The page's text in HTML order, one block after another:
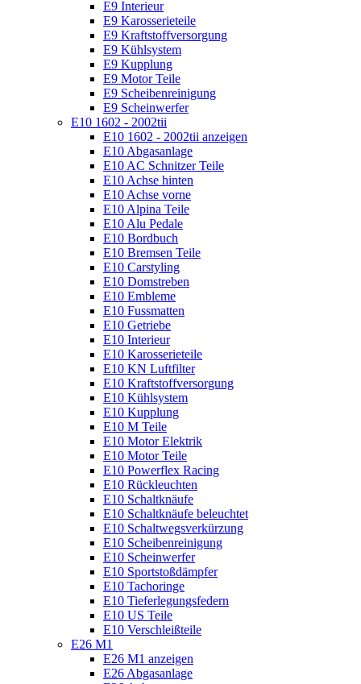
E9 Interieur
E9 Karosserieteile
E9 Kraftstoffversorgung
E9 Kühlsystem
E9 Kupplung
E9 Motor Teile
E9 Scheibenreinigung
E9 Scheinwerfer
E10 1602 - 2002tii
E10 1602 - 2002tii anzeigen
E10 Abgasanlage
E10 AC Schnitzer Teile
E10 Achse hinten
E10 Achse vorne
E10 Alpina Teile
E10 Alu Pedale
E10 Bordbuch
E10 Bremsen Teile
E10 Carstyling
E10 Domstreben
E10 Embleme
E10 Fussmatten
E10 Getriebe
E10 Interieur
E10 Karosserieteile
E10 KN Luftfilter
E10 Kraftstoffversorgung
E10 Kühlsystem
E10 Kupplung
E10 M Teile
E10 Motor Elektrik
E10 Motor Teile
E10 Powerflex Racing
E10 Rückleuchten
E10 Schaltknäufe
E10 Schaltknäufe beleuchtet
E10 Schaltwegsverkürzung
E10 Scheibenreinigung
E10 Scheinwerfer
E10 Sportstoßdämpfer
E10 Tachoringe
E10 Tieferlegungsfedern
E10 US Teile
E10 Verschleißteile
E26 M1
E26 M1 anzeigen
E26 Abgasanlage